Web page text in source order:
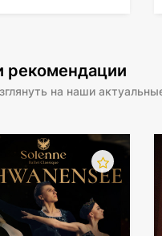
рекомендации
на наши